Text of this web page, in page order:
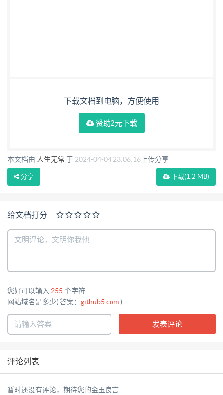
下载文档到电脑，方便使用
赞助2元下载
本文档由 人生无常 于 2024-04-04 23:06:16 上传分享
下载(1.2 MB)
分享
给文档打分
您好可以输入 255 个字符
网站域名是多少( 答案： github5.com)
评论列表
暂时还没有评论，期待您的金玉良言